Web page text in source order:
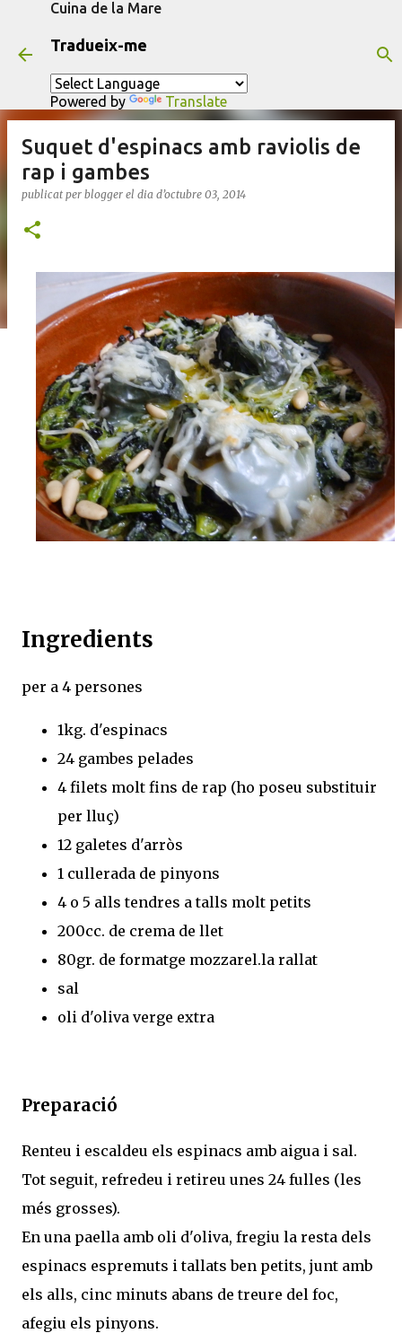
Cuina de la Mare
Tradueix-me
Powered by Translate
Suquet d'espinacs amb raviolis de
rap i gambes
publicat per blogger el dia d’octubre 03, 2014
Ingredients
per a 4 persones
1kg. d'espinacs
24 gambes pelades
4 filets molt fins de rap (ho poseu substituir
per lluç)
12 galetes d'arròs
1 cullerada de pinyons
4 o 5 alls tendres a talls molt petits
200cc. de crema de llet
80gr. de formatge mozzarel.la rallat
sal
oli d'oliva verge extra
Preparació
Renteu i escaldeu els espinacs amb aigua i sal.
Tot seguit, refredeu i retireu unes 24 fulles (les
més grosses).
En una paella amb oli d'oliva, fregiu la resta dels
espinacs espremuts i tallats ben petits, junt amb
els alls, cinc minuts abans de treure del foc,
afegiu els pinyons.